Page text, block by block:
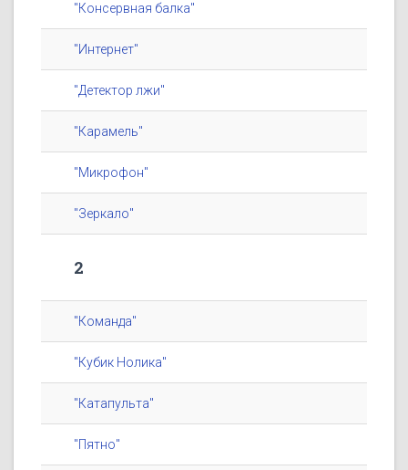
"Консервная балка"
"Интернет"
"Детектор лжи"
"Карамель"
"Микрофон"
"Зеркало"
2
"Команда"
"Кубик Нолика"
"Катапульта"
"Пятно"